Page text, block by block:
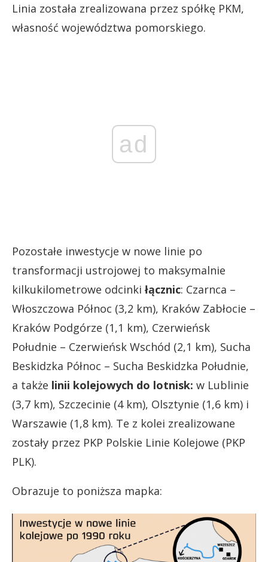
Linia została zrealizowana przez spółkę PKM,
własność województwa pomorskiego.
ad
Pozostałe inwestycje w nowe linie po
transformacji ustrojowej to maksymalnie
kilkukilometrowe odcinki łącznic: Czarnca –
Włoszczowa Północ (3,2 km), Kraków Zabłocie –
Kraków Podgórze (1,1 km), Czerwieńsk
Południe – Czerwieńsk Wschód (2,1 km), Sucha
Beskidzka Północ – Sucha Beskidzka Południe,
a także linii kolejowych do lotnisk: w Lublinie
(3,7 km), Szczecinie (4 km), Olsztynie (1,6 km) i
Warszawie (1,8 km). Te z kolei zrealizowane
zostały przez PKP Polskie Linie Kolejowe (PKP
PLK).
Obrazuje to poniższa mapka: